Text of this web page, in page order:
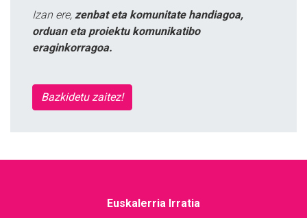
Izan ere, zenbat eta komunitate handiagoa,
orduan eta proiektu komunikatibo
eraginkorragoa.
Bazkidetu zaitez!
Euskalerria Irratia